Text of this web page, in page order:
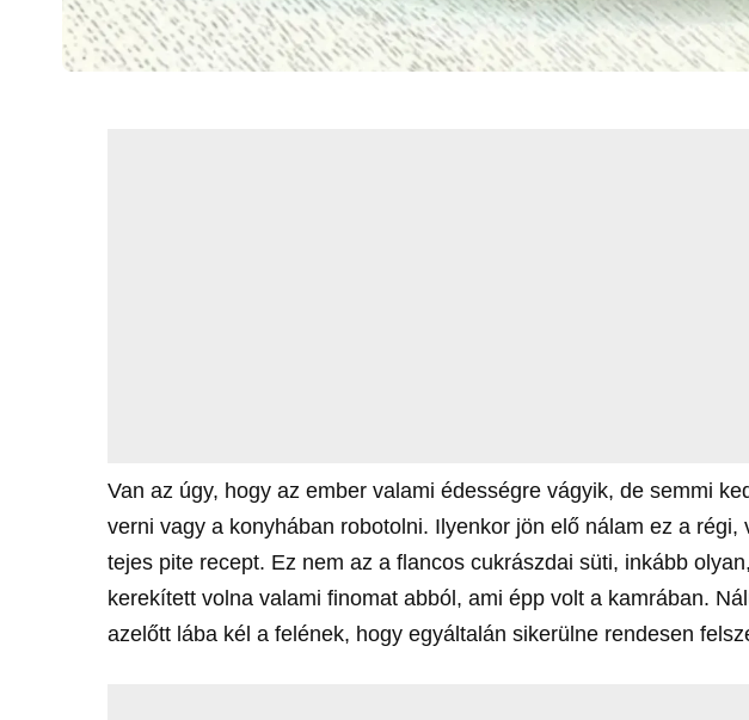
Van az úgy, hogy az ember valami édességre vágyik, de semmi
verni vagy a konyhában robotolni. Ilyenkor jön elő nálam ez a régi,
tejes pite recept. Ez nem az a flancos cukrászdai süti, inkább
kerekített volna valami finomat abból, ami épp volt a kamrában.
azelőtt lába kél a felének, hogy egyáltalán sikerülne rendesen